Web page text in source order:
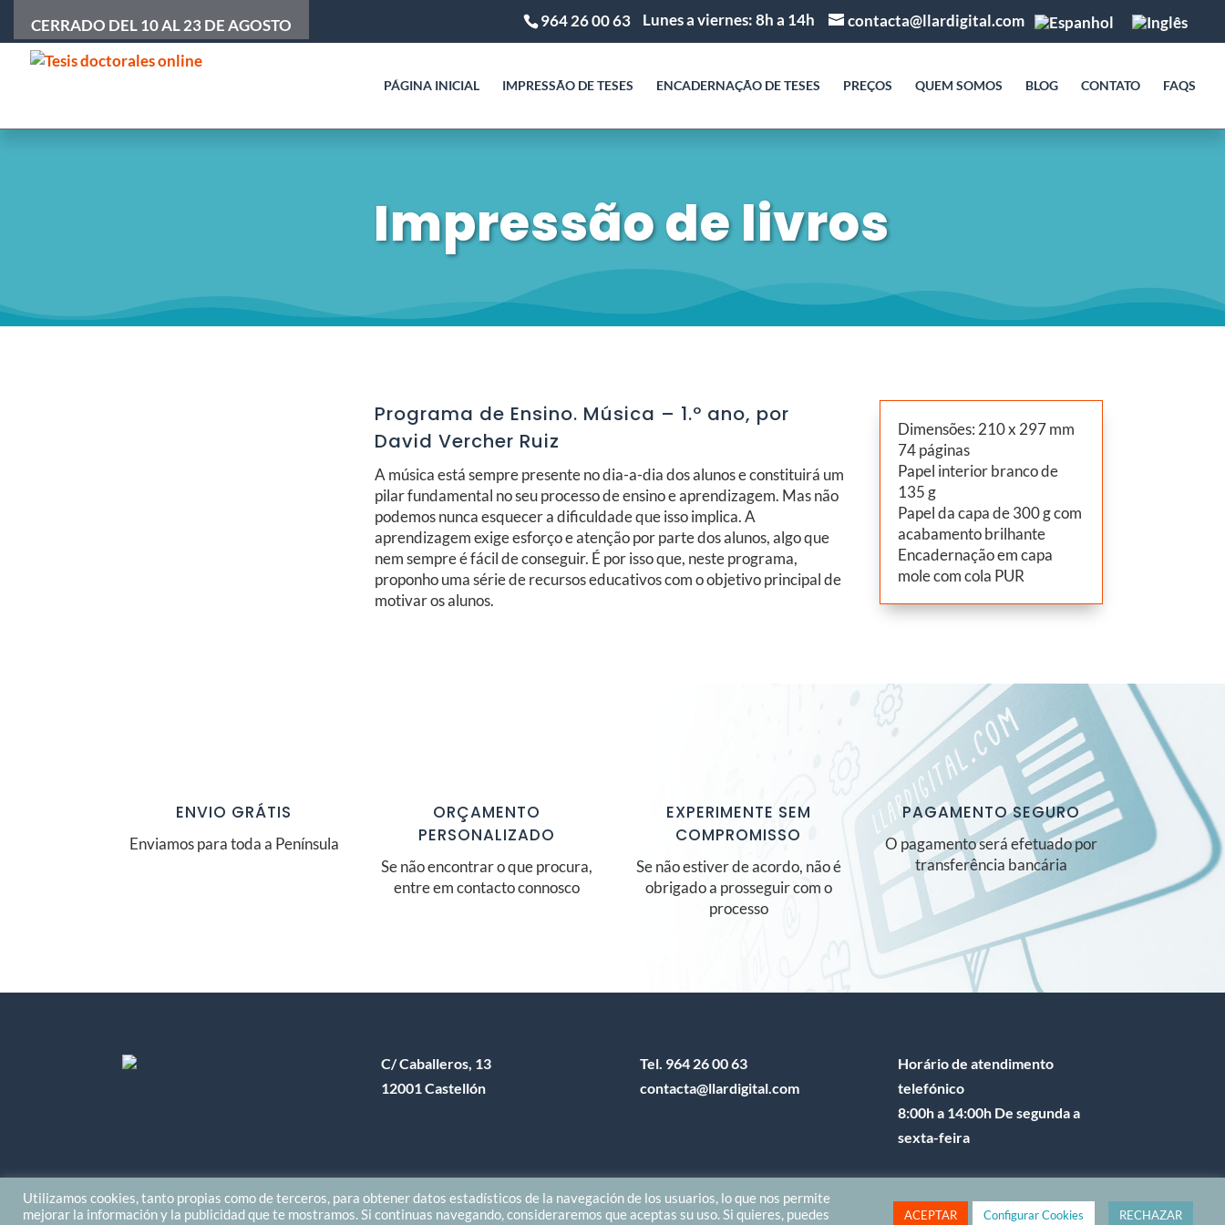
CERRADO DEL 10 AL 23 DE AGOSTO 964 26 00 63 Lunes a viernes: 8h a 14h contacta@llardigital.com
PÁGINA INICIAL IMPRESSÃO DE TESES ENCADERNAÇÃO DE TESES PREÇOS QUEM SOMOS BLOG CONTATO FAQS
Impressão de livros
Programa de Ensino. Música – 1.º ano, por
David Vercher Ruiz
A música está sempre presente no dia-a-dia dos alunos e constituirá um
pilar fundamental no seu processo de ensino e aprendizagem. Mas não
podemos nunca esquecer a dificuldade que isso implica. A
aprendizagem exige esforço e atenção por parte dos alunos, algo que
nem sempre é fácil de conseguir. É por isso que, neste programa,
proponho uma série de recursos educativos com o objetivo principal de
motivar os alunos.
Dimensões: 210 x 297 mm
74 páginas
Papel interior branco de
135 g
Papel da capa de 300 g com
acabamento brilhante
Encadernação em capa
mole com cola PUR
ENVIO GRÁTIS
Enviamos para toda a Península
ORÇAMENTO
PERSONALIZADO
Se não encontrar o que procura,
entre em contacto connosco
EXPERIMENTE SEM
COMPROMISSO
Se não estiver de acordo, não é
obrigado a prosseguir com o
processo
PAGAMENTO SEGURO
O pagamento será efetuado por
transferência bancária
C/ Caballeros, 13
12001 Castellón
Tel. 964 26 00 63
contacta@llardigital.com
Horário de atendimento
telefónico
8:00h a 14:00h De segunda a
sexta-feira
Utilizamos cookies, tanto propias como de terceros, para obtener datos estadísticos de la navegación de los usuarios, lo que nos permite
mejorar la información y la publicidad que te mostramos. Si continuas navegando, consideraremos que aceptas su uso. Si quieres, puedes
ACEPTAR Configurar Cookies RECHAZAR